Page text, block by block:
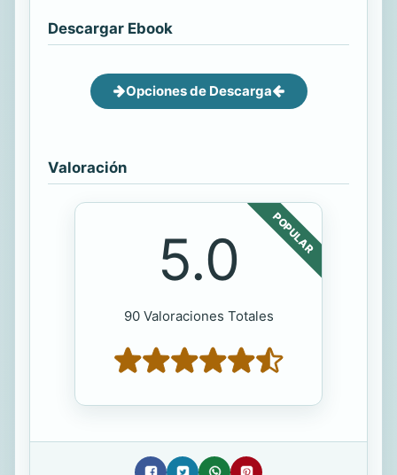
Descargar Ebook
Opciones de Descarga
Valoración
POPULAR
5.0
90 Valoraciones Totales